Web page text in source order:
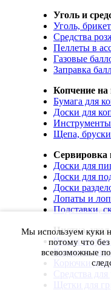
Уголь и
Уголь,
Средства
Пеллеты в
Газовые
Заправка
Копчение на
Бумага для
Доски для
Щепа,
Сервировка
Доски для
Доски для
Доски
Лопаты и
Подставки,
Чистка,
Чехлы и
Коврики для
Корючки для
Средства
Щетки для
Мы используем куки
потому что
всевозможные